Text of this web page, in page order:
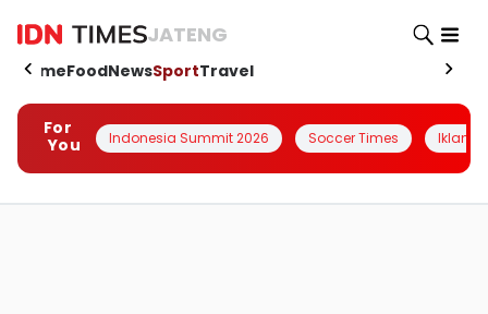
JATENG
HomeFoodNewsSportTravel
For
You
Indonesia Summit 2026 Soccer Times Iklanin